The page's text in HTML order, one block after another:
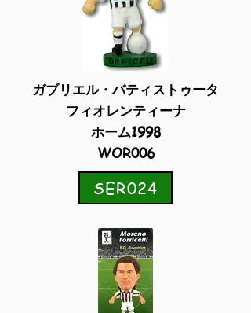
ガブリエル・バティストゥータ
フィオレンティーナ
ホーム1998
WOR006
SER024